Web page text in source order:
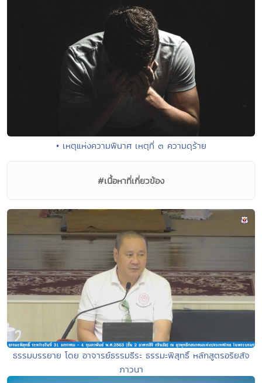
• เหตุแห่งความพินาศ เหตุที่ ๓ ความดุร้าย
#เนื้อหาที่เกี่ยวข้อง
ธรรมบรรยาย โดย อาจารย์ธรรมธีระ ธรรมะพิสุทธิ์ หลักสูตรอริยสัจ
ภาวนา